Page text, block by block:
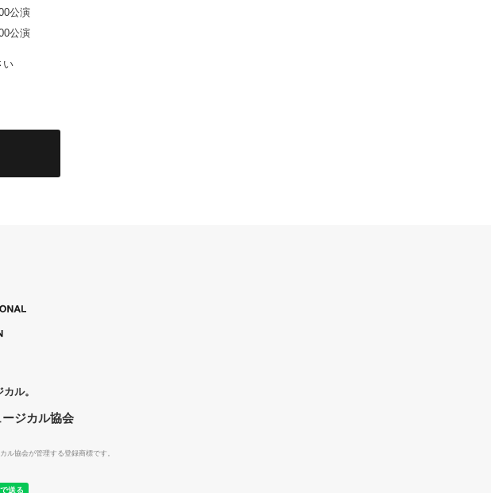
公演
公演
い
ル。
ジカル協会
ル協会が管理する登録商標です。